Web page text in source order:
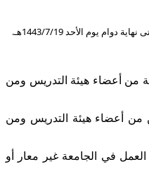
من أعضاء هيئة التدريس ومن
أعضاء هيئة التدريس ومن
في الجامعة غير معار أو